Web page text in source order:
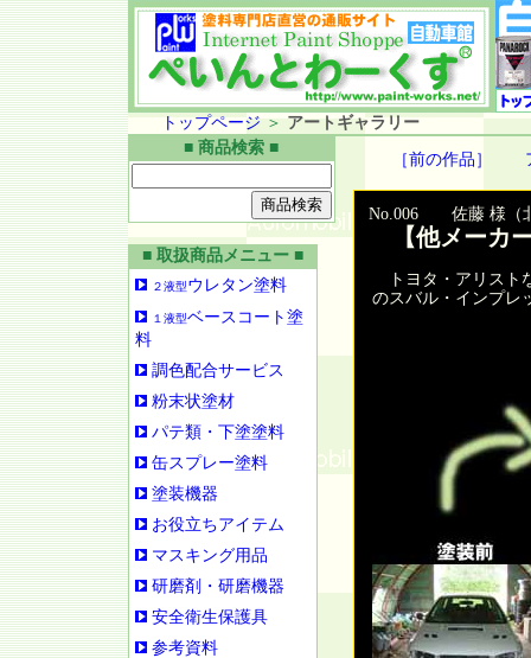
トップページ ＞ アートギャラリー
■ 商品検索 ■
■ 取扱商品メニュー ■
２液型ウレタン塗料
１液型ベースコート塗
料
調色配合サービス
粉末状塗材
パテ類・下塗塗料
缶スプレー塗料
塗装機器
お役立ちアイテム
マスキング用品
研磨剤・研磨機器
安全衛生保護具
参考資料
［前の作品］
No.006 佐藤 様（
【他メーカ
トヨタ・アリスト
のスバル・インプレ